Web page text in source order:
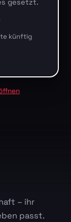
gesetzt.
künftig
– ihr
passt.